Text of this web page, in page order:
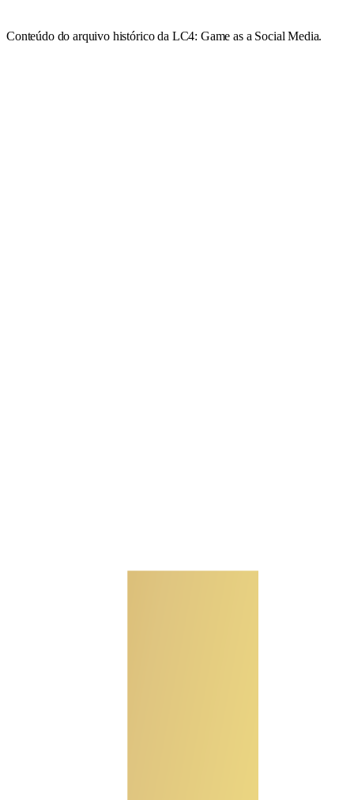
Conteúdo do arquivo histórico da LC4: Game as a Social Media.